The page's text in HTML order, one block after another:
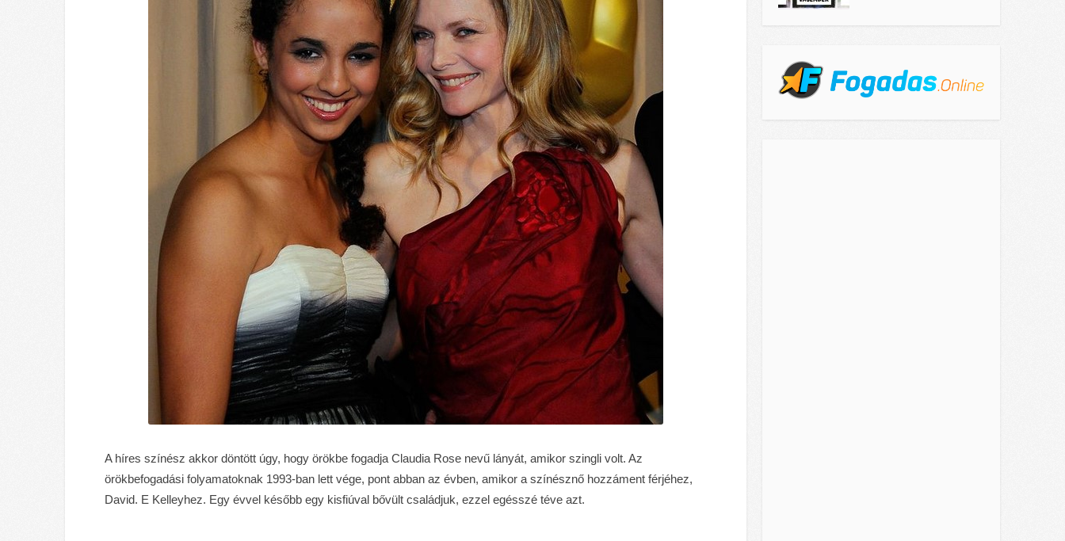
A híres színész akkor döntött úgy, hogy örökbe fogadja Claudia Rose nevű lányát, amikor szingli volt. Az
örökbefogadási folyamatoknak 1993-ban lett vége, pont abban az évben, amikor a színésznő hozzáment férjéhez,
David. E Kelleyhez. Egy évvel később egy kisfiúval bővült családjuk, ezzel egésszé téve azt.